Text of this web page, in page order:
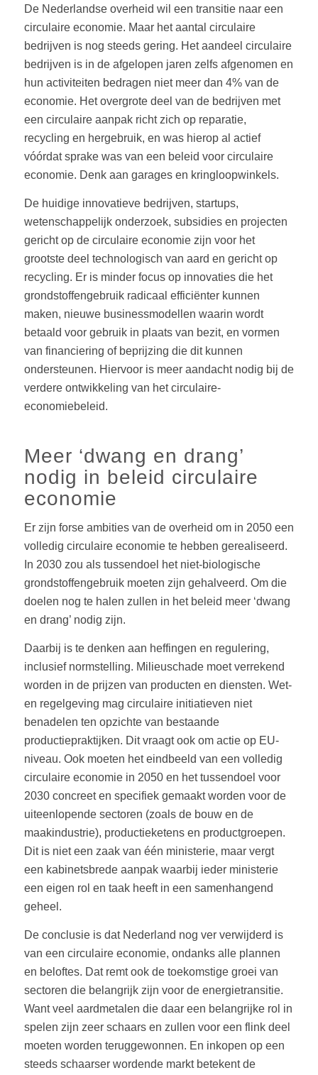
De Nederlandse overheid wil een transitie naar een
circulaire economie. Maar het aantal circulaire
bedrijven is nog steeds gering. Het aandeel circulaire
bedrijven is in de afgelopen jaren zelfs afgenomen en
hun activiteiten bedragen niet meer dan 4% van de
economie. Het overgrote deel van de bedrijven met
een circulaire aanpak richt zich op reparatie,
recycling en hergebruik, en was hierop al actief
vóórdat sprake was van een beleid voor circulaire
economie. Denk aan garages en kringloopwinkels.
De huidige innovatieve bedrijven, startups,
wetenschappelijk onderzoek, subsidies en projecten
gericht op de circulaire economie zijn voor het
grootste deel technologisch van aard en gericht op
recycling. Er is minder focus op innovaties die het
grondstoffengebruik radicaal efficiënter kunnen
maken, nieuwe businessmodellen waarin wordt
betaald voor gebruik in plaats van bezit, en vormen
van financiering of beprijzing die dit kunnen
ondersteunen. Hiervoor is meer aandacht nodig bij de
verdere ontwikkeling van het circulaire-
economiebeleid.
Meer ‘dwang en drang’
nodig in beleid circulaire
economie
Er zijn forse ambities van de overheid om in 2050 een
volledig circulaire economie te hebben gerealiseerd.
In 2030 zou als tussendoel het niet-biologische
grondstoffengebruik moeten zijn gehalveerd. Om die
doelen nog te halen zullen in het beleid meer ‘dwang
en drang’ nodig zijn.
Daarbij is te denken aan heffingen en regulering,
inclusief normstelling. Milieuschade moet verrekend
worden in de prijzen van producten en diensten. Wet-
en regelgeving mag circulaire initiatieven niet
benadelen ten opzichte van bestaande
productiepraktijken. Dit vraagt ook om actie op EU-
niveau. Ook moeten het eindbeeld van een volledig
circulaire economie in 2050 en het tussendoel voor
2030 concreet en specifiek gemaakt worden voor de
uiteenlopende sectoren (zoals de bouw en de
maakindustrie), productieketens en productgroepen.
Dit is niet een zaak van één ministerie, maar vergt
een kabinetsbrede aanpak waarbij ieder ministerie
een eigen rol en taak heeft in een samenhangend
geheel.
De conclusie is dat Nederland nog ver verwijderd is
van een circulaire economie, ondanks alle plannen
en beloftes. Dat remt ook de toekomstige groei van
sectoren die belangrijk zijn voor de energietransitie.
Want veel aardmetalen die daar een belangrijke rol in
spelen zijn zeer schaars en zullen voor een flink deel
moeten worden teruggewonnen. En inkopen op een
steeds schaarser wordende markt betekent de